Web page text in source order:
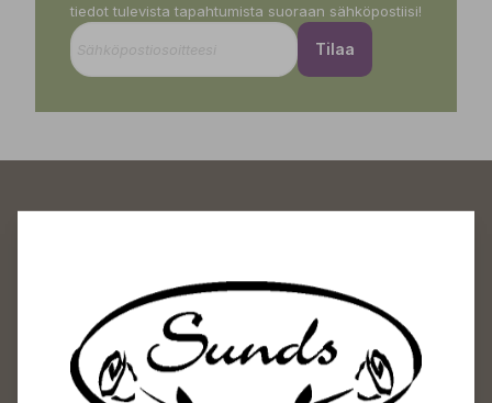
tiedot tulevista tapahtumista suoraan sähköpostiisi!
Tilaa
Sundin Puutarhakeskus
Avoinna